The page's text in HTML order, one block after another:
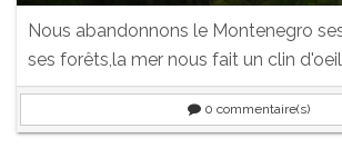
Nous abandonnons le Montenegro
ses forêts,la mer nous fait un clin d'oeil
0 commentaire(s)